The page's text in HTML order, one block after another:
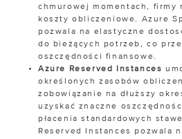
chmurowej momentach, firmy
koszty obliczeniowe. Azure
pozwala na elastyczne
do bieżących potrzeb, co
oszczędności finansowe.
Azure Reserved Instances
określonych zasobów
zobowiązanie na dłuższy
uzyskać znaczne
płacenia standardowych
Reserved Instances pozwala